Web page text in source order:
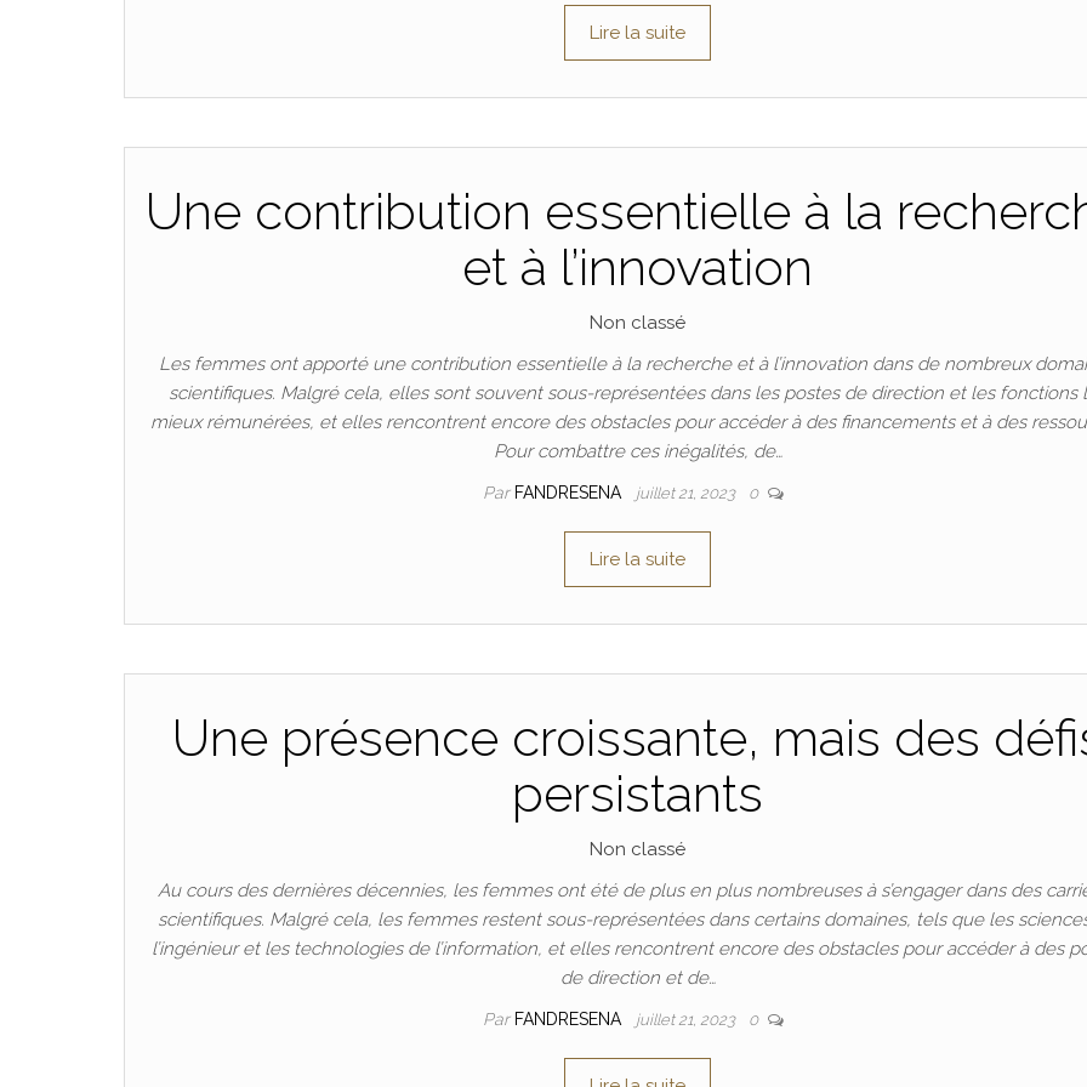
Lire la suite
Une contribution essentielle à la
et à l’innovation
Non classé
Les femmes ont apporté une contribution essentielle à la recherche et à l’innovation dans de nombreux
scientifiques. Malgré cela, elles sont souvent sous-représentées dans les postes de direction et les fonctions
mieux rémunérées, et elles rencontrent encore des obstacles pour accéder à des financements et à des
Pour combattre ces inégalités, de…
Par FANDRESENA juillet 21, 2023 0
Lire la suite
Une présence croissante, mais des
persistants
Non classé
Au cours des dernières décennies, les femmes ont été de plus en plus nombreuses à s’engager dans des
scientifiques. Malgré cela, les femmes restent sous-représentées dans certains domaines, tels que les
l’ingénieur et les technologies de l’information, et elles rencontrent encore des obstacles pour accéder à des
de direction et de…
Par FANDRESENA juillet 21, 2023 0